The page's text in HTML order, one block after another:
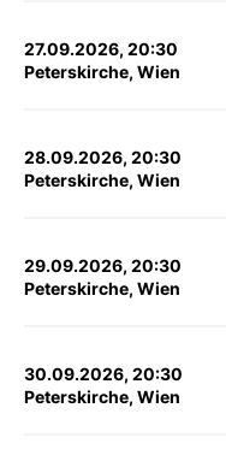
27.09.2026, 20:30
Peterskirche, Wien
28.09.2026, 20:30
Peterskirche, Wien
29.09.2026, 20:30
Peterskirche, Wien
30.09.2026, 20:30
Peterskirche, Wien